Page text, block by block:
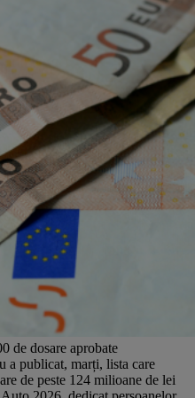
de dosare aprobate
a publicat, marți, lista care
de peste 124 milioane de lei